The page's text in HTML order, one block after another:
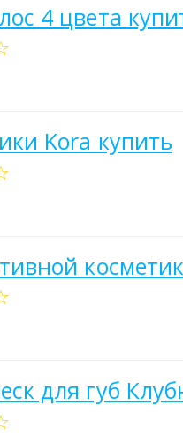
4 цвета
Kora купить
для губ